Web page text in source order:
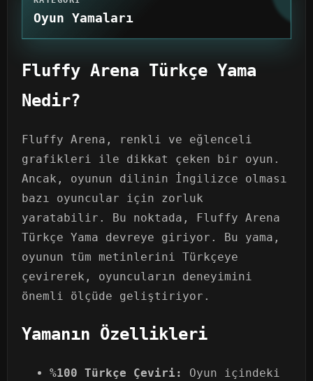
Oyun Yamaları
Fluffy Arena Türkçe Yama
Nedir?
Fluffy Arena, renkli ve eğlenceli
grafikleri ile dikkat çeken bir oyun.
Ancak, oyunun dilinin İngilizce olması
bazı oyuncular için zorluk
yaratabilir. Bu noktada, Fluffy Arena
Türkçe Yama devreye giriyor. Bu yama,
oyunun tüm metinlerini Türkçeye
çevirerek, oyuncuların deneyimini
önemli ölçüde geliştiriyor.
Yamanın Özellikleri
%100 Türkçe Çeviri:
Oyun içindeki